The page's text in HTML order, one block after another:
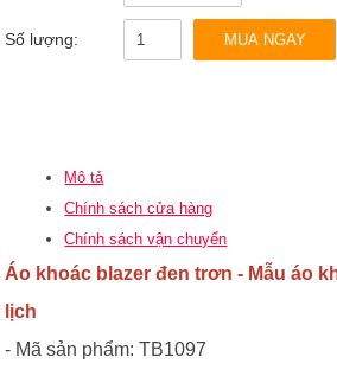
MUA NGAY
Số lượng:
Mô tả
Chính sách cửa hàng
Chính sách vận chuyển
Áo khoác blazer đen trơn - Mẫuáo
lịch
- Mã sản phẩm: TB1097